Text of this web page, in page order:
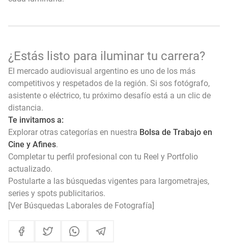
¿Estás listo para iluminar tu carrera?
El mercado audiovisual argentino es uno de los más
competitivos y respetados de la región. Si sos fotógrafo,
asistente o eléctrico, tu próximo desafío está a un clic de
distancia.
Te invitamos a:
Explorar otras categorías en nuestra Bolsa de Trabajo en
Cine y Afines.
Completar tu perfil profesional con tu Reel y Portfolio
actualizado.
Postularte a las búsquedas vigentes para largometrajes,
series y spots publicitarios.
[Ver Búsquedas Laborales de Fotografía]